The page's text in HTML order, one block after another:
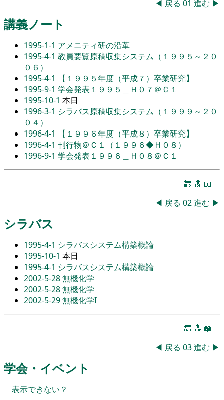
◀ 戻る 01 進む ▶
講義ノート
1995-1-1 アメニティ研の沿革
1995-4-1 教員要覧原稿収集システム（１９９５～２０
０６）
1995-4-1
【１９９５年度（平成７）卒業研究】
1995-9-1 学会発表１９９５＿Ｈ０７＠Ｃ１
1995-10-1 本日
1996-3-1 シラバス原稿収集システム（１９９９～２０
０４）
1996-4-1
【１９９６年度（平成８）卒業研究】
1996-4-1 刊行物＠Ｃ１（１９９６◆Ｈ０８）
1996-9-1 学会発表１９９６＿Ｈ０８＠Ｃ１
🔚 🔝 📖
◀ 戻る 02進む ▶
シラバス
1995-4-1 シラバスシステム構築概論
1995-10-1 本日
1995-4-1 シラバスシステム構築概論
2002-5-28無機化学
2002-5-28無機化学
2002-5-29無機化学I
🔚 🔝 📖
◀ 戻る 03進む ▶
学会・イベント
表示できない？